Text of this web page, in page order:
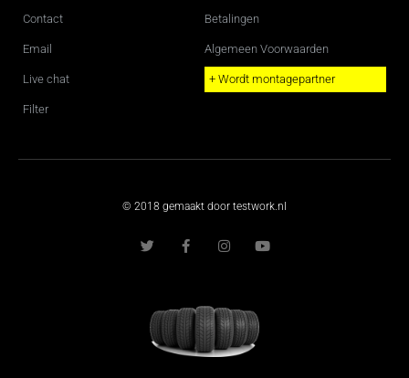
Contact
Email
Live chat
Filter
Betalingen
Algemeen Voorwaarden
+ Wordt montagepartner
© 2018 gemaakt door testwork.nl
w
i
a
c
o
k
-
f
n
s
r
a
m
o
u